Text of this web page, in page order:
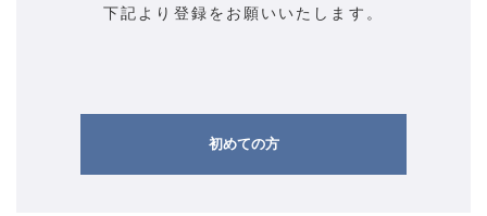
下記より登録をお願いいたします。
初めての方